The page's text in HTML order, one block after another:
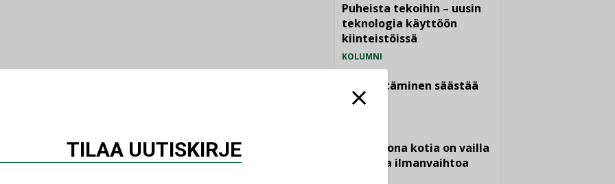
Puheista tekoihin – uusin
teknologia käyttöön
kiinteistöissä
KOLUMNI
Sähköistäminen säästää
euroja
Yli miljoona kotia on vailla
toimivaa ilmanvaihtoa
TILAA UUTISKIRJE